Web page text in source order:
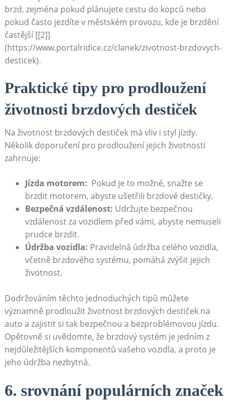
brzd, zejména pokud​ plánujete cestu do kopců nebo
pokud často jezdíte v městském provozu, kde je brzdění‍
častější [[2]]
(https://www.portalridice.cz/clanek/zivotnost-brzdovych-
desticek).
Praktické tipy pro prodloužení
životnosti brzdových destiček
Na životnost brzdových destiček má vliv i styl jízdy.
Několik doporučení pro prodloužení jejich životnosti
zahrnuje:
Jízda⁢ motorem: ​ Pokud je to možné, snažte se
brzdit motorem, abyste ušetřili brzdové destičky.
Bezpečná vzdálenost: Udržujte bezpečnou
⁢vzdálenost za vozidlem před ​vámi, abyste nemuseli
prudce brzdit.
Údržba vozidla: ⁢Pravidelná údržba celého vozidla,
včetně brzdového systému, ‍pomáhá zvýšit jejich
životnost.
Dodržováním těchto jednoduchých ‍tipů můžete
významně prodloužit životnost brzdových destiček na
auto a zajistit si tak bezpečnou a bezproblémovou jízdu.
Opětovně si uvědomte, že brzdový systém je jedním z
nejdůležitějších komponentů vašeho vozidla, a proto‍ je
jeho údržba nezbytná.
6. srovnání populárních značek